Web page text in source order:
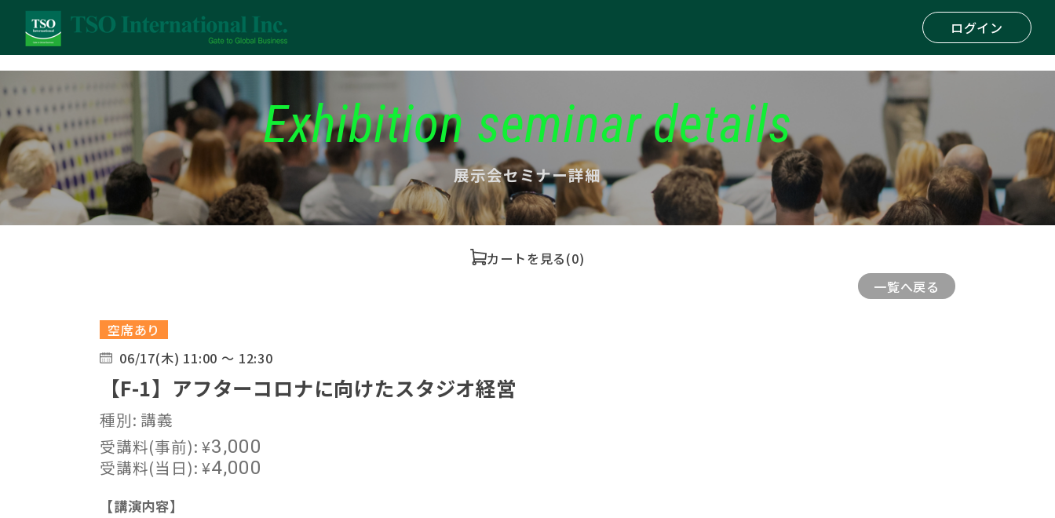
ログイン
Exhibition seminar details
展示会セミナー詳細
カートを見る(0)
一覧へ戻る
空席あり
06/17(木) 11:00 ～ 12:30
【F-1】アフターコロナに向けたスタジオ経営
種別: 講義
受講料(事前):¥3,000
受講料(当日):¥4,000
【講演内容】